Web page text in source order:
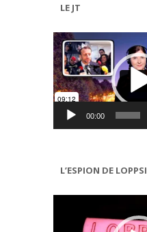
LE JT
Lecteur
vidéo
00:00
L’ESPION DE LOPPSI
Lecteur